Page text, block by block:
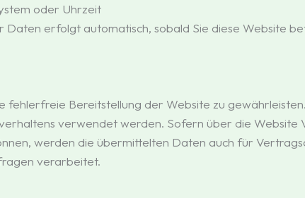
oder Uhrzeit
Daten erfolgt automatisch, sobald Sie diese Website
fehlerfreie Bereitstellung der Website zu
verwendet werden. Sofern über die Website
werden die übermittelten Daten auch für
verarbeitet.